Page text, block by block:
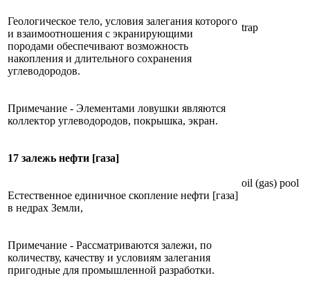
trap
Геологическое тело, условия залегания которого
и взаимоотношения с экранирующими
породами обеспечивают возможность
накопления и длительного сохранения
углеводородов.
Примечание - Элементами ловушки являются
коллектор углеводородов, покрышка, экран.
17 залежь нефти [газа]
oil (gas) pool
Естественное единичное скопление нефти [газа]
в недрах Земли,
Примечание - Рассматриваются залежи, по
количеству, качеству и условиям залегания
пригодные для промышленной разработки.